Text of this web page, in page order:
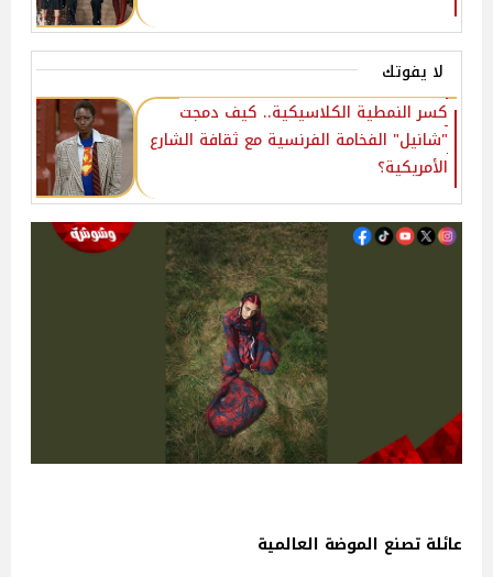
لا يفوتك
كسر النمطية الكلاسيكية.. كيف دمجت
"شانيل" الفخامة الفرنسية مع ثقافة الشارع
الأمريكية؟
عائلة تصنع الموضة العالمية